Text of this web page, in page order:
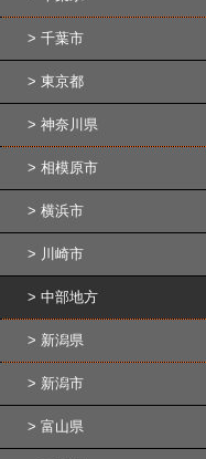
千葉市
東京都
神奈川県
相模原市
横浜市
川崎市
中部地方
新潟県
新潟市
富山県